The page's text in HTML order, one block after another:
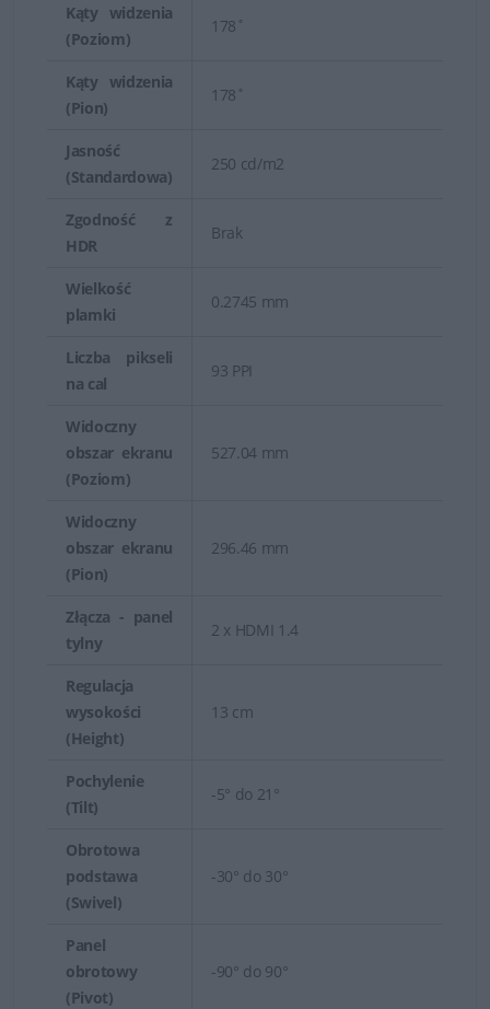
Kąty widzenia
(Poziom)
178˚
Kąty widzenia
(Pion)
178˚
Jasność
(Standardowa)
250 cd/m2
Zgodność z
HDR
Brak
Wielkość
plamki
0.2745 mm
Liczba pikseli
na cal
93 PPI
Widoczny
obszar ekranu
(Poziom)
527.04 mm
Widoczny
obszar ekranu
(Pion)
296.46 mm
Złącza - panel
tylny
2 x HDMI 1.4
Regulacja
wysokości
(Height)
13 cm
Pochylenie
(Tilt)
-5° do 21°
Obrotowa
podstawa
(Swivel)
-30° do 30°
Panel
obrotowy
(Pivot)
-90° do 90°